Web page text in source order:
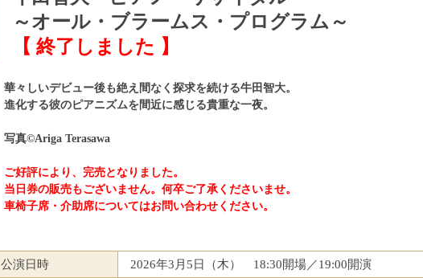
～オール・ブラームス・プログラム～
【 終了しました 】
華々しいデビュー後も絶え間なく探求を続ける牛田智大。
進化する彼のピアニズムを間近に感じる貴重な一夜。
写真©Ariga Terasawa
ご好評により、完売となりました。
当日券の販売もございません。何卒ご了承くださいませ。
車椅子席・介助席についてはお問い合わせください。
公演日時 2026年3月5日（木） 18:30開場／19:00開演